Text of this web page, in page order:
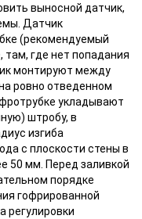
выносной датчик,
Датчик
(рекомендуемый
где нет попадания
монтируют между
ровно отведенном
укладывают
штробу, в
изгиба
с плоскости стены в
50 мм. Перед заливкой
порядке
гофрированной
регулировки